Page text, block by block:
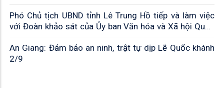
Phó Chủ tịch UBND tỉnh Lê Trung Hồ tiếp và làm việc
với Đoàn khảo sát của Ủy ban Văn hóa và Xã hội Quốc
hội khóa XV
An Giang: Đảm bảo an ninh, trật tự dịp Lễ Quốc khánh
2/9